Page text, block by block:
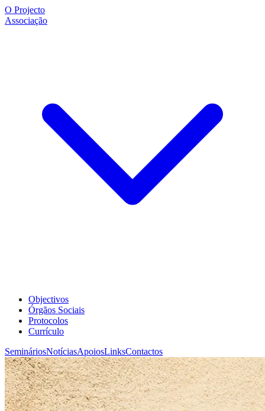
O Projecto
Associação
Objectivos
Órgãos Sociais
Protocolos
Currículo
SemináriosNotíciasApoiosLinksContactos